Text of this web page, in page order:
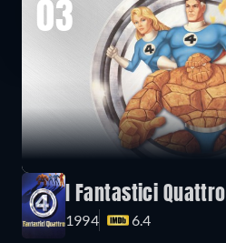
03
I Fantastici Quattro
1994
6.4